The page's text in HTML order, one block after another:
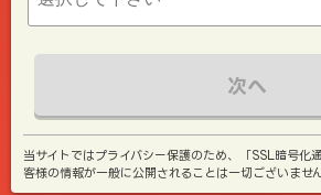
次へ
当サイトではプライバシー保護のため、「SSL暗号化
客様の情報が一般に公開されることは一切ございませ